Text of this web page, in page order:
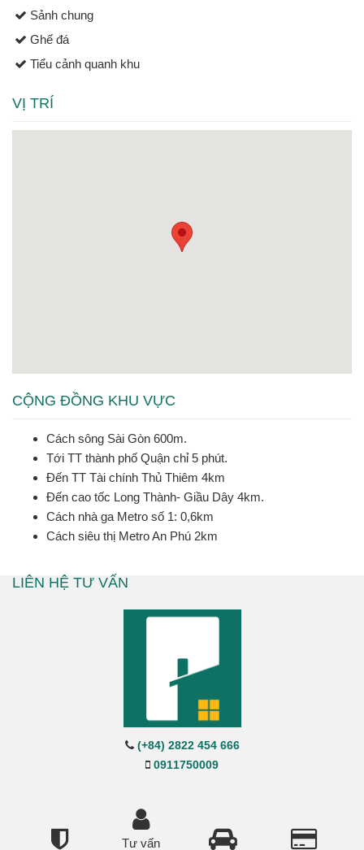
Sảnh chung
Ghế đá
Tiểu cảnh quanh khu
VỊ TRÍ
CỘNG ĐỒNG KHU VỰC
Cách sông Sài Gòn 600m.
Tới TT thành phố Quận chỉ 5 phút.
Đến TT Tài chính Thủ Thiêm 4km
Đến cao tốc Long Thành- Giầu Dây 4km.
Cách nhà ga Metro số 1: 0,6km
Cách siêu thị Metro An Phú 2km
LIÊN HỆ TƯ VẤN
(+84) 2822 454 666
0911750009
Tư vấn